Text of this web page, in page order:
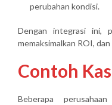
perubahan kondisi.
Dengan integrasi ini,
memaksimalkan ROI,
Contoh
Beberapa